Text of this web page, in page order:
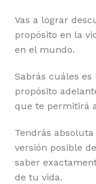
Vas a lograr
propósito en la
en el mundo.
Sabrás cuáles
propósito
que te permitirá
Tendrás
versión posible
saber
de tu vida.